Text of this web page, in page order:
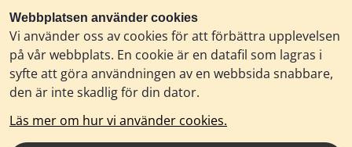
Webbplatsen använder cookies
Vi använder oss av cookies för att förbättra upplevelsen
på vår webbplats. En cookie är en datafil som lagras i
syfte att göra användningen av en webbsida snabbare,
den är inte skadlig för din dator.
Läs mer om hur vi använder cookies.